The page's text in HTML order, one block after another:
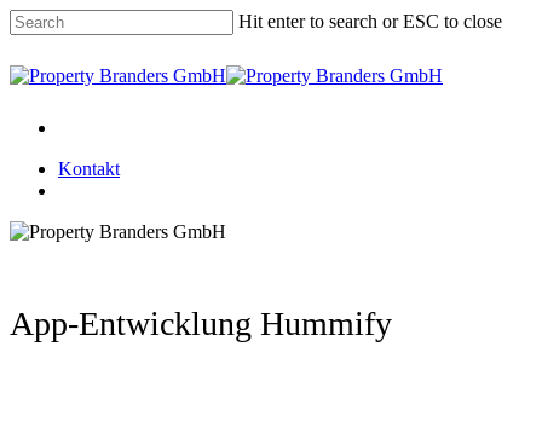
Skip
to
main
content
Hit enter to search or ESC to close
Close
Menu
Kontakt
App-Entwicklung Hummify